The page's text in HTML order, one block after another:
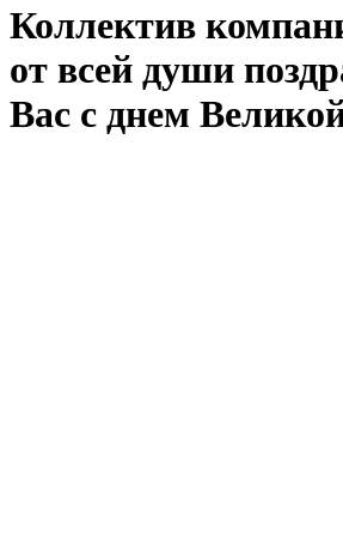
Коллектив
от всей души
Вас с днем